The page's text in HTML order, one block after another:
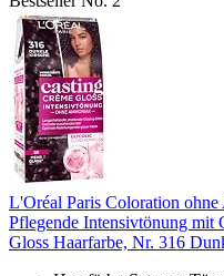
L'Oréal Paris Coloration
Pflegende Intensivtönung mit
Gloss Haarfarbe, Nr. 316